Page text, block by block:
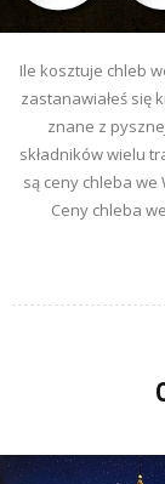
Ile kosztuje chleb
zastanawiałeś się
znane z
składników wielu
są ceny chleba we
Ceny chleba